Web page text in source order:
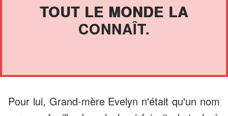
TOUT LE MONDE LA
CONNAÎT.
Pour lui, Grand-mère Evelyn n'était qu'un nom